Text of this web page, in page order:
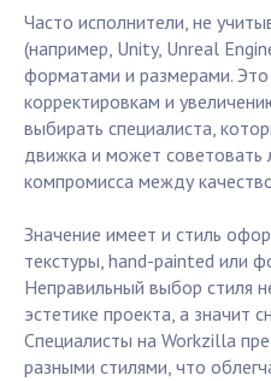
Часто исполнители, не
(например, Unity, Unreal
форматами и размерами.
корректировкам и
выбирать специалиста,
движка и может советовать
компромисса между
Значение имеет и стиль
текстуры, hand-painted или
Неправильный выбор стиля
эстетике проекта, а значит
Специалисты на Workzilla
разными стилями, что